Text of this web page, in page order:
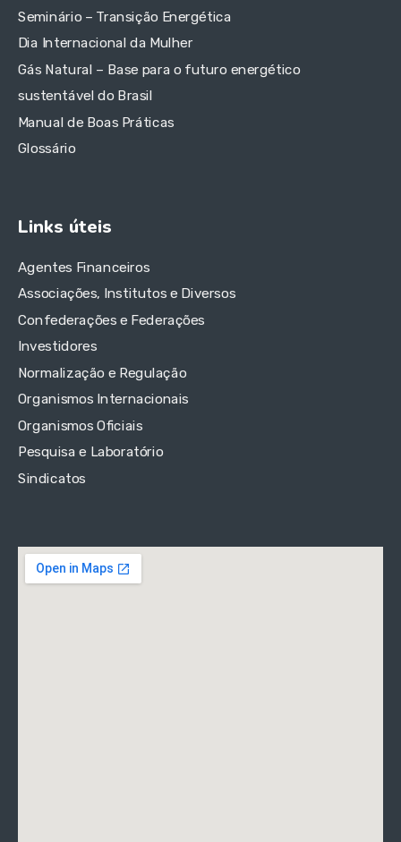
Seminário – Transição Energética
Dia Internacional da Mulher
Gás Natural – Base para o futuro energético
sustentável do Brasil
Manual de Boas Práticas
Glossário
Links úteis
Agentes Financeiros
Associações, Institutos e Diversos
Confederações e Federações
Investidores
Normalização e Regulação
Organismos Internacionais
Organismos Oficiais
Pesquisa e Laboratório
Sindicatos